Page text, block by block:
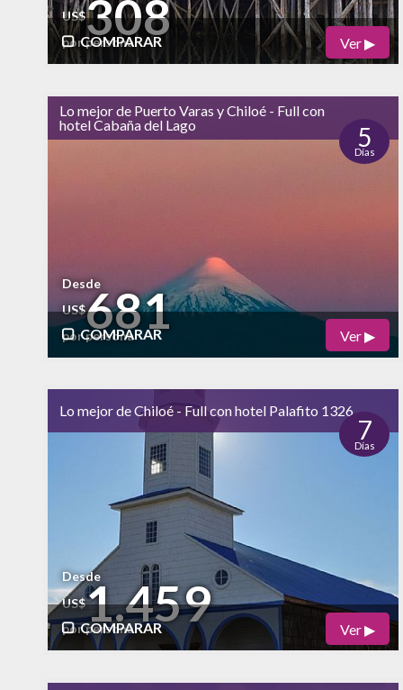
US$308
por persona
COMPARAR
bajo
alto
Naturaleza
Ver ▶
Lo mejor de Puerto Varas y Chiloé - Full con
hotel Cabaña del Lago
5
Días
Desde
US$681
por persona
COMPARAR
bajo
alto
Naturaleza
alto
Vida Nocturna
Ver ▶
Lo mejor de Chiloé - Full con hotel Palafito 1326
7
Días
Desde
US$1.459
por persona
COMPARAR Ver ▶